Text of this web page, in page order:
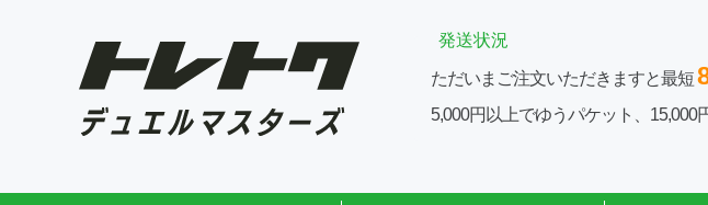
発送状況
ただいまご注文いただきますと最短
5,000円以上でゆうパケット、15,000